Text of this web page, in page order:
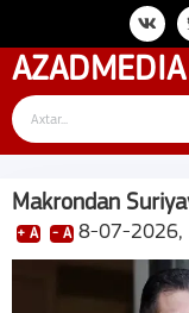
AZADMEDIA
Makrondan
+ A - A 8-07-2026,